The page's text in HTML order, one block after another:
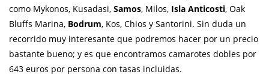
como Mykonos, Kusadasi, Samos, Milos, Isla Anticosti, Oak
Bluffs Marina, Bodrum, Kos, Chios y Santorini. Sin duda un
recorrido muy interesante que podremos hacer por un precio
bastante bueno; y es que encontramos camarotes dobles por
643 euros por persona con tasas incluidas.